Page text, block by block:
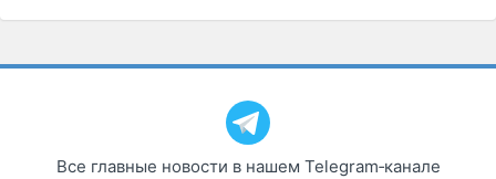
Все главные новости в нашем Telegram‑канале